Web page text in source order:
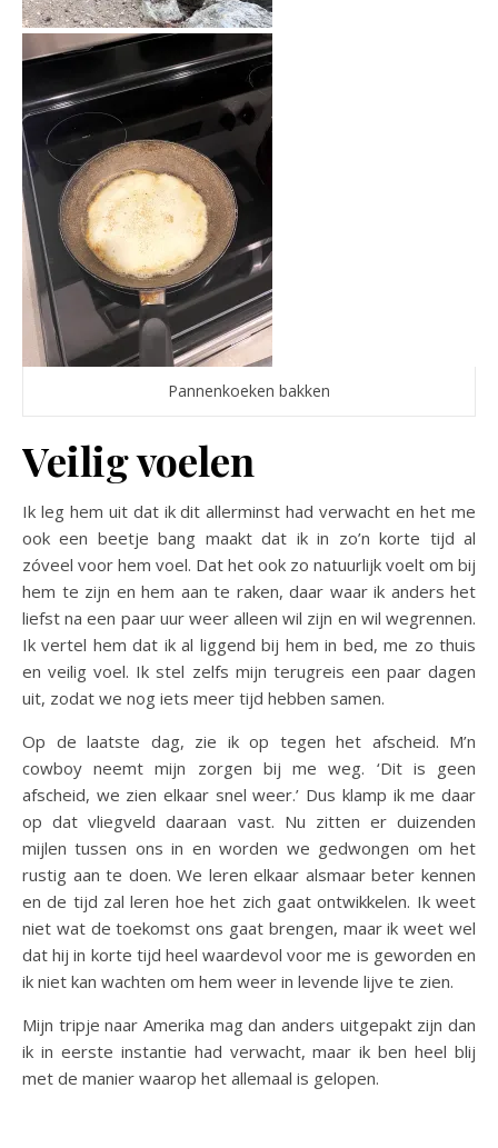
Pannenkoeken bakken
Veilig voelen
Ik leg hem uit dat ik dit allerminst had verwacht en het me
ook een beetje bang maakt dat ik in zo’n korte tijd al
zóveel voor hem voel. Dat het ook zo natuurlijk voelt om bij
hem te zijn en hem aan te raken, daar waar ik anders het
liefst na een paar uur weer alleen wil zijn en wil wegrennen.
Ik vertel hem dat ik al liggend bij hem in bed, me zo thuis
en veilig voel. Ik stel zelfs mijn terugreis een paar dagen
uit, zodat we nog iets meer tijd hebben samen.
Op de laatste dag, zie ik op tegen het afscheid. M’n
cowboy neemt mijn zorgen bij me weg. ‘Dit is geen
afscheid, we zien elkaar snel weer.’ Dus klamp ik me daar
op dat vliegveld daaraan vast. Nu zitten er duizenden
mijlen tussen ons in en worden we gedwongen om het
rustig aan te doen. We leren elkaar alsmaar beter kennen
en de tijd zal leren hoe het zich gaat ontwikkelen. Ik weet
niet wat de toekomst ons gaat brengen, maar ik weet wel
dat hij in korte tijd heel waardevol voor me is geworden en
ik niet kan wachten om hem weer in levende lijve te zien.
Mijn tripje naar Amerika mag dan anders uitgepakt zijn dan
ik in eerste instantie had verwacht, maar ik ben heel blij
met de manier waarop het allemaal is gelopen.